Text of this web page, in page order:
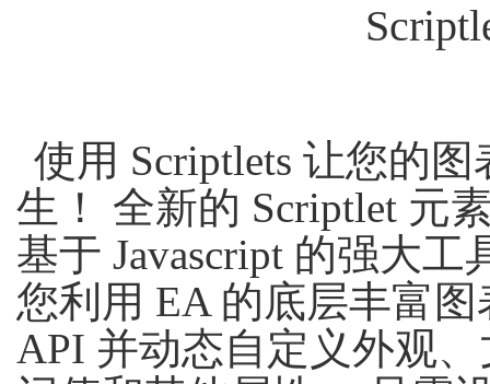
使用 Scriptlets 让您的
生！ 全新的 Scriptlet 元
基于 Javascript 的强大工
您利用 EA 的底层丰富
API 并动态自定义外观